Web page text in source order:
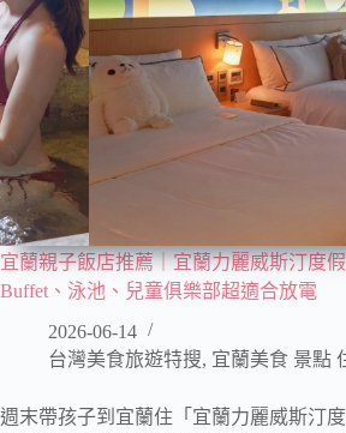
宜蘭親子飯店推薦｜宜蘭力麗威斯汀度
Buffet、泳池、兒童俱樂部超適合放電
2026-06-14
台灣美食旅遊特搜, 宜蘭美食 景點
週末帶孩子到宜蘭住「宜蘭力麗威斯汀